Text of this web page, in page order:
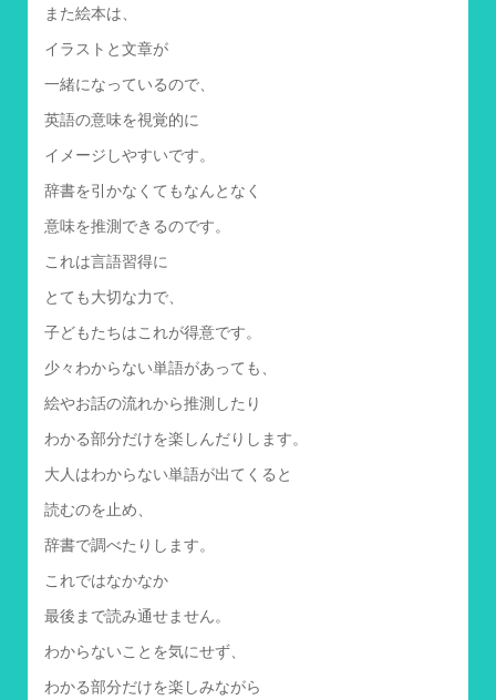
また絵本は、
イラストと文章が
一緒になっているので、
英語の意味を視覚的に
イメージしやすいです。
辞書を引かなくてもなんとなく
意味を推測できるのです。
これは言語習得に
とても大切な力で、
子どもたちはこれが得意です。
少々わからない単語があっても、
絵やお話の流れから推測したり
わかる部分だけを楽しんだりします。
大人はわからない単語が出てくると
読むのを止め、
辞書で調べたりします。
これではなかなか
最後まで読み通せません。
わからないことを気にせず、
わかる部分だけを楽しみながら